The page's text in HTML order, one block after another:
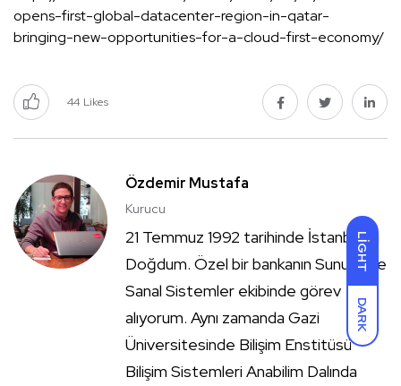
LIGHT
DARK
opens-first-global-datacenter-region-in-qatar-
bringing-new-opportunities-for-a-cloud-first-economy/
44 Likes
Özdemir Mustafa
Kurucu
21 Temmuz 1992 tarihinde İstanbulda
Doğdum. Özel bir bankanın Sunucu ve
Sanal Sistemler ekibinde görev
alıyorum. Aynı zamanda Gazi
Üniversitesinde Bilişim Enstitüsü
Bilişim Sistemleri Anabilim Dalında